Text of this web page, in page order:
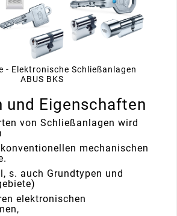
- Elektronische Schließanlagen
ABUS BKS
und Eigenschaften
von Schließanlagen wird
mechanischen
s. auch Grundtypen und
elektronischen